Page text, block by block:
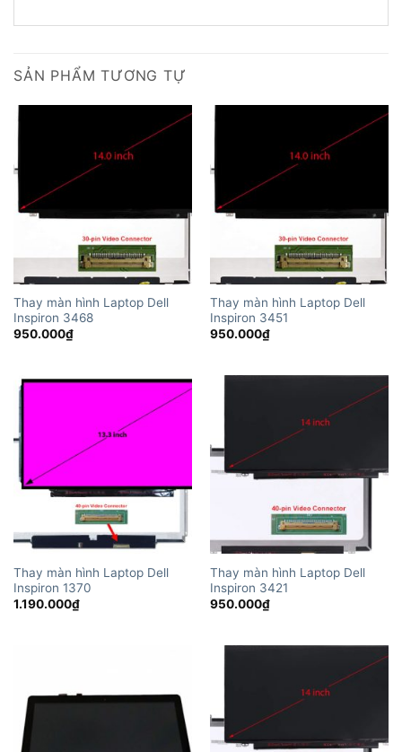
SẢN PHẨM TƯƠNG TỰ
Thay màn hình Laptop Dell
Inspiron 3468
950.000₫
Thay màn hình Laptop Dell
Inspiron 3451
950.000₫
Thay màn hình Laptop Dell
Inspiron 1370
1.190.000₫
Thay màn hình Laptop Dell
Inspiron 3421
950.000₫